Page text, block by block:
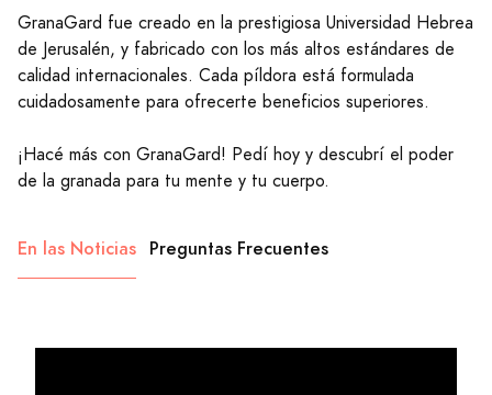
GranaGard fue creado en la prestigiosa Universidad Hebrea
de Jerusalén, y fabricado con los más altos estándares de
calidad internacionales. Cada píldora está formulada
cuidadosamente para ofrecerte beneficios superiores.
¡Hacé más con GranaGard! Pedí hoy y descubrí el poder
de la granada para tu mente y tu cuerpo.
En las Noticias Preguntas Frecuentes